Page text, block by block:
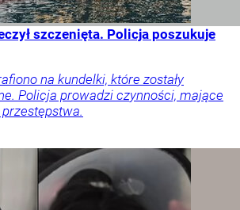
szczenięta. Policja poszukuje
na kundelki, które zostały
Policja prowadzi czynności, mające